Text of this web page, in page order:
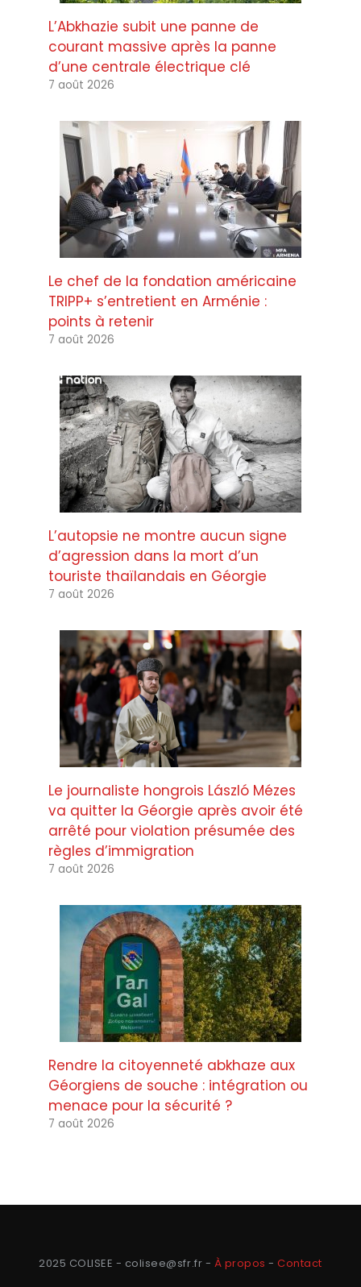
L’Abkhazie subit une panne de
courant massive après la panne
d’une centrale électrique clé
7 août 2026
Le chef de la fondation américaine
TRIPP+ s’entretient en Arménie :
points à retenir
7 août 2026
L’autopsie ne montre aucun signe
d’agression dans la mort d’un
touriste thaïlandais en Géorgie
7 août 2026
Le journaliste hongrois László Mézes
va quitter la Géorgie après avoir été
arrêté pour violation présumée des
règles d’immigration
7 août 2026
Rendre la citoyenneté abkhaze aux
Géorgiens de souche : intégration ou
menace pour la sécurité ?
7 août 2026
2025 COLISEE - colisee@sfr.fr - À propos -Contact